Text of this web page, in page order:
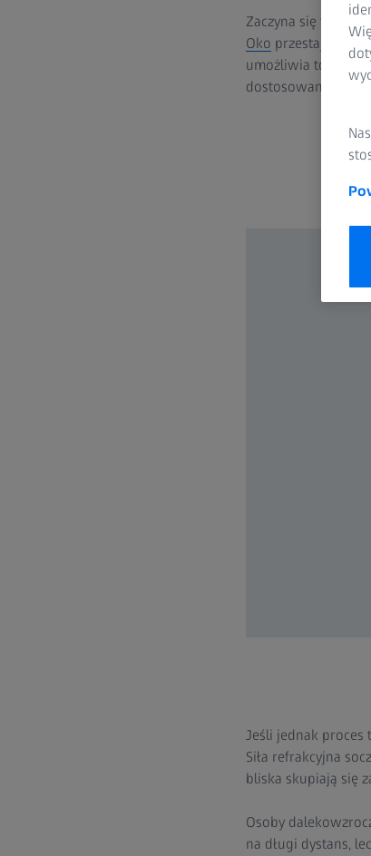
Zaczyna się to
Oko przestaje być
umożliwia to, co
dostosowania się
Jeśli jednak proces
Siła refrakcyjna
bliska skupiają się
Osoby
na długi dystans,